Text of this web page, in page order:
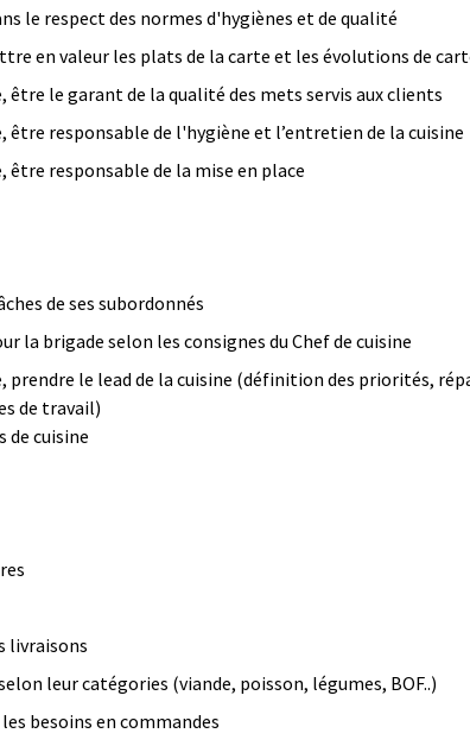
le respect des normes d'hygiènes et de qualité
en valeur les plats de la carte et les évolutions de
être le garant de la qualité des mets servis aux clients
être responsable de l'hygiène et l’entretien de la cuisine
être responsable de la mise en place
de ses subordonnés
la brigade selon les consignes du Chef de cuisine
prendre le lead de la cuisine (définition des priorités,
de travail)
de cuisine
livraisons
leur catégories (viande, poisson, légumes, BOF..)
besoins en commandes